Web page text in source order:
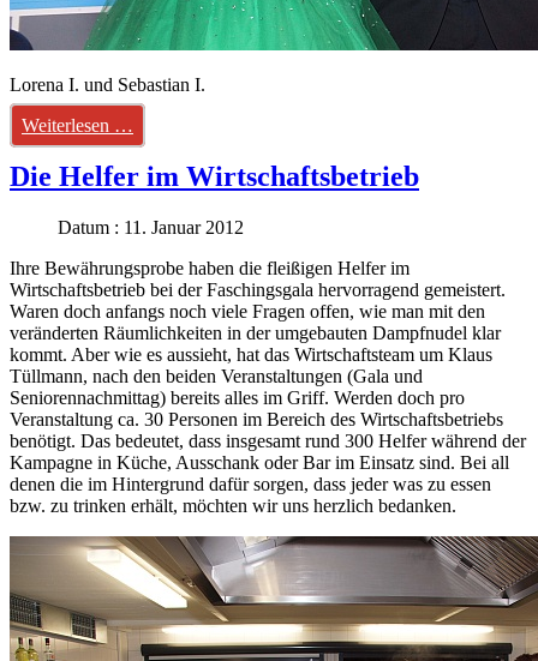
Lorena I. und Sebastian I.
Weiterlesen …
Die Helfer im Wirtschaftsbetrieb
Datum : 11. Januar 2012
Ihre Bewährungsprobe haben die fleißigen Helfer im
Wirtschaftsbetrieb bei der Faschingsgala hervorragend gemeistert.
Waren doch anfangs noch viele Fragen offen, wie man mit den
veränderten Räumlichkeiten in der umgebauten Dampfnudel klar
kommt. Aber wie es aussieht, hat das Wirtschaftsteam um Klaus
Tüllmann, nach den beiden Veranstaltungen (Gala und
Seniorennachmittag) bereits alles im Griff. Werden doch pro
Veranstaltung ca. 30 Personen im Bereich des Wirtschaftsbetriebs
benötigt. Das bedeutet, dass insgesamt rund 300 Helfer während der
Kampagne in Küche, Ausschank oder Bar im Einsatz sind. Bei all
denen die im Hintergrund dafür sorgen, dass jeder was zu essen
bzw. zu trinken erhält, möchten wir uns herzlich bedanken.